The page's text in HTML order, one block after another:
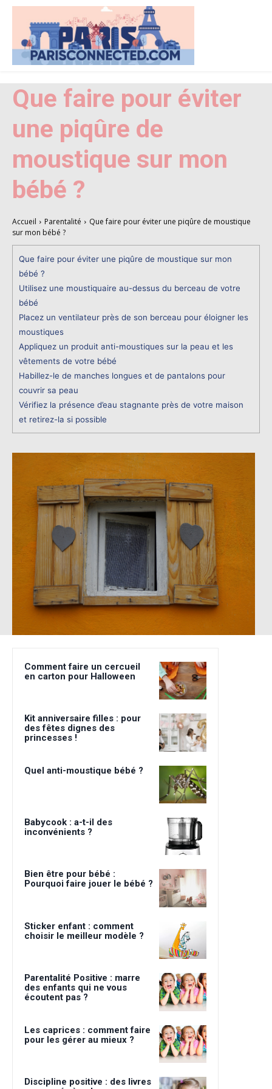
Que faire pour éviter
une piqûre de
moustique sur mon
bébé ?
Accueil Parentalité
Que faire pour éviter une piqûre de moustique
sur mon bébé ?
Que faire pour éviter une piqûre de moustique sur mon
bébé ?
Utilisez une moustiquaire au-dessus du berceau de votre
bébé
Placez un ventilateur près de son berceau pour éloigner les
moustiques
Appliquez un produit anti-moustiques sur la peau et les
vêtements de votre bébé
Habillez-le de manches longues et de pantalons pour
couvrir sa peau
Vérifiez la présence d’eau stagnante près de votre maison
et retirez-la si possible
Comment faire un cercueil
en carton pour Halloween
Kit anniversaire filles : pour
des fêtes dignes des
princesses !
Quel anti-moustique bébé ?
Babycook : a-t-il des
inconvénients ?
Bien être pour bébé :
Pourquoi faire jouer le bébé ?
Sticker enfant : comment
choisir le meilleur modèle ?
Parentalité Positive : marre
des enfants qui ne vous
écoutent pas ?
Les caprices : comment faire
pour les gérer au mieux ?
Discipline positive : des livres